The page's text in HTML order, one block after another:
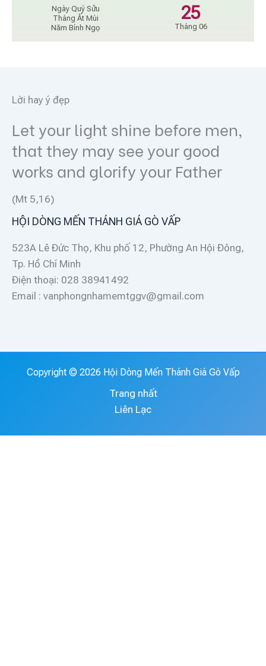
Ngày Quý Sửu
Tháng Ất Mùi
Năm Bính Ngọ
25
Tháng 06
Lời hay ý đẹp
Let your light shine before men,
that they may see your good
works and glorify your Father
(Mt 5,16)
HỘI DÒNG MẾN THÁNH GIÁ GÒ VẤP
523A Lê Đức Thọ, Khu phố 12, Phường An Hội Đông,
Tp. Hồ Chí Minh
Điện thoại: 028 38941492
Email : vanphongnhamemtggv@gmail.com
Copyright © 2026 Hội Dòng Mến Thánh Giá Gò Vấp
Trang nhất
Liên Lạc